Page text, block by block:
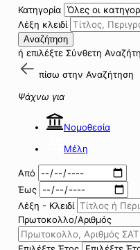
Κατηγορία
Λέξη κλειδί
Αναζήτηση
ή επιλέξτε Σύνθετη
πίσω στην Αναζήτηση
Ψάχνω για
Νομοθεσία
Μέλη
Από
Έως
Λέξη - Κλειδί
Πρωτοκολλο/Αριθμός